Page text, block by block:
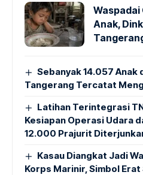
Waspadai
Anak,
Sebanyak 14.057 Anak
Tangerang Tercatat
Latihan Terintegrasi
Kesiapan Operasi Udara
12.000 Prajurit
Kasau Diangkat Jadi
Korps Marinir, Simbol